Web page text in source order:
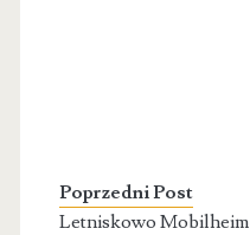
Poprzedni Post
Letniskowo Mobilheim